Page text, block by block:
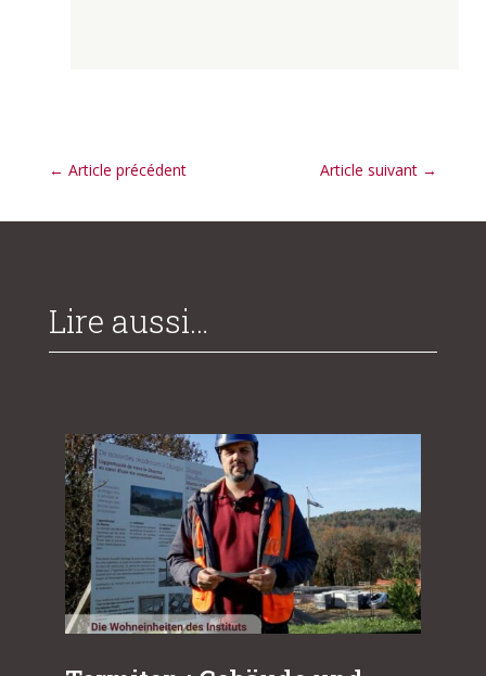
← Article précédent Article suivant →
Lire aussi…